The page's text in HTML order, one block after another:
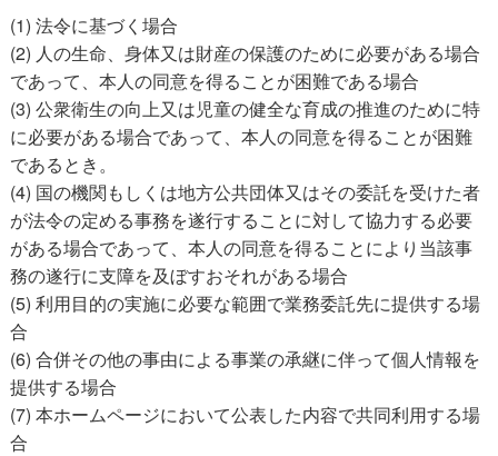
(1) 法令に基づく場合
(2) 人の生命、身体又は財産の保護のために必要がある場合
であって、本人の同意を得ることが困難である場合
(3) 公衆衛生の向上又は児童の健全な育成の推進のために特
に必要がある場合であって、本人の同意を得ることが困難
であるとき。
(4) 国の機関もしくは地方公共団体又はその委託を受けた者
が法令の定める事務を遂行することに対して協力する必要
がある場合であって、本人の同意を得ることにより当該事
務の遂行に支障を及ぼすおそれがある場合
(5) 利用目的の実施に必要な範囲で業務委託先に提供する場
合
(6) 合併その他の事由による事業の承継に伴って個人情報を
提供する場合
(7) 本ホームページにおいて公表した内容で共同利用する場
合